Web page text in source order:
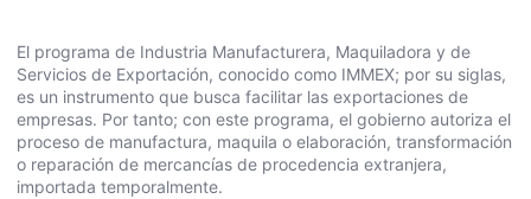
El programa de Industria Manufacturera, Maquiladora y de
Servicios de Exportación, conocido como IMMEX; por su siglas,
es un instrumento que busca facilitar las exportaciones de
empresas. Por tanto; con este programa, el gobierno autoriza el
proceso de manufactura, maquila o elaboración, transformación
o reparación de mercancías de procedencia extranjera,
importada temporalmente.